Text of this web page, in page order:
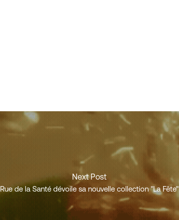
Next Post
Rue de la Santé dévoile sa nouvelle collection "La Fête"